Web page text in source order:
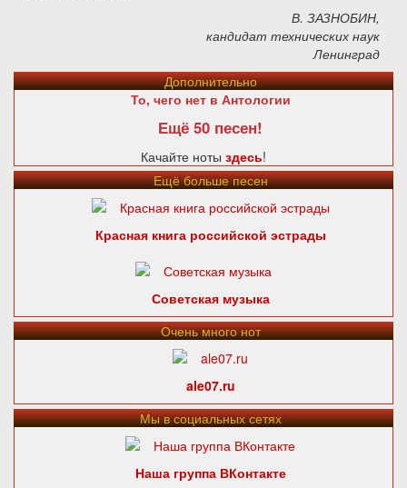
В. ЗАЗНОБИН,
кандидат технических наук
Ленинград
Дополнительно
То, чего нет в Антологии
Ещё 50 песен!
Качайте ноты здесь!
Ещё больше песен
Красная книга российской эстрады
Советская музыка
Очень много нот
ale07.ru
Мы в социальных сетях
Наша группа ВКонтакте